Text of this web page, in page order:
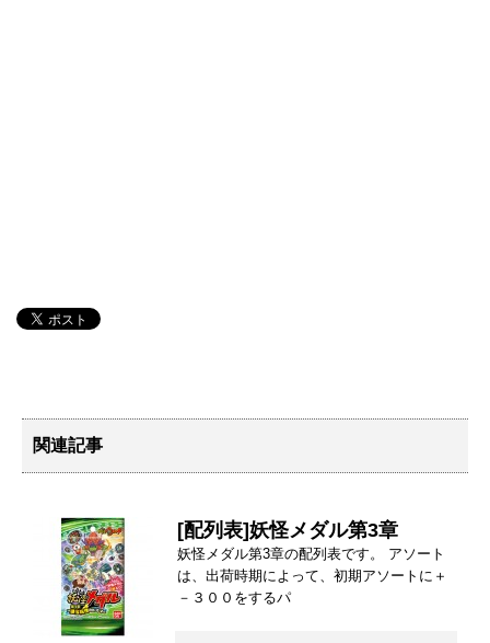
関連記事
[配列表]妖怪メダル第3章
妖怪メダル第3章の配列表です。 アソート
は、出荷時期によって、初期アソートに＋
－３００をするパ